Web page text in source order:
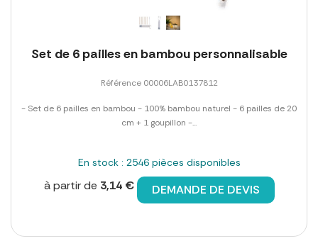
Set de 6 pailles en bambou personnalisable
Référence 00006LAB0137812
- Set de 6 pailles en bambou - 100% bambou naturel - 6 pailles de 20
cm + 1 goupillon -...
En stock : 2546 pièces disponibles
à partir de 3,14 € DEMANDE DE DEVIS